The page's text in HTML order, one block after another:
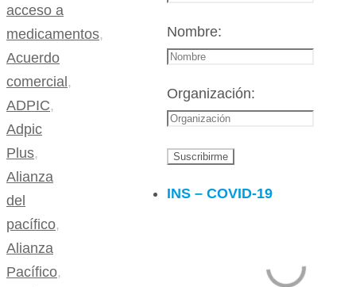
acceso a
medicamentos,
Acuerdo
comercial ,
ADPIC,
Adpic
Plus,
Alianza
del
pacífico,
Alianza
Pacífico,
Nombre:
Organización:
INS – COVID-19